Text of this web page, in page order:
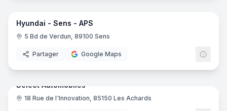
Hyundai - Sens - APS
5 Bd de Verdun, 89100 Sens
Partager Google Maps
10
Select Automobiles
18 Rue de l'Innovation, 85150 Les Achards